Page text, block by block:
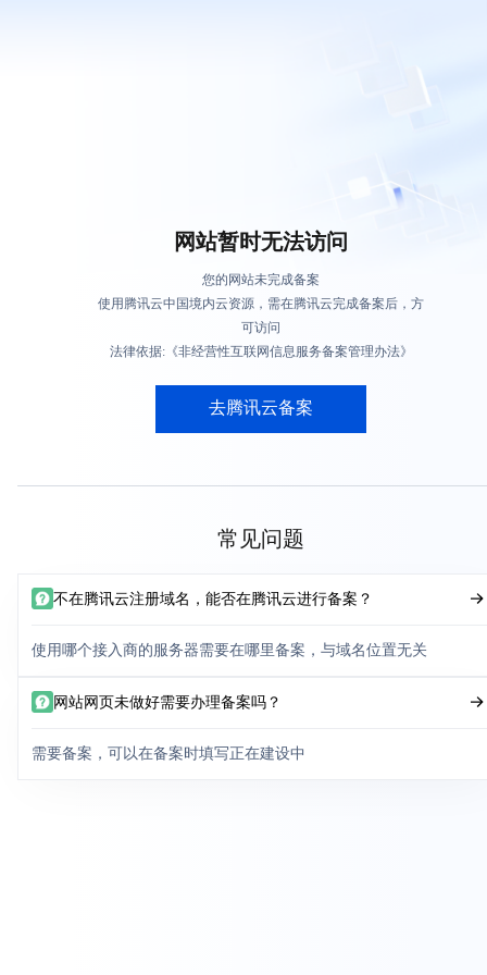
网站暂时无法访问
您的网站未完成备案
使用腾讯云中国境内云资源，需在腾讯云完成备案后，方
可访问
法律依据:《非经营性互联网信息服务备案管理办法》
去腾讯云备案
常见问题
不在腾讯云注册域名，能否在腾讯云进行备案？
使用哪个接入商的服务器需要在哪里备案，与域名位置无关
网站网页未做好需要办理备案吗？
需要备案，可以在备案时填写正在建设中